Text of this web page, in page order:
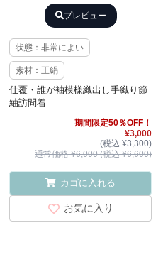
プレビュー
状態：非常によい
素材：正絹
仕覆・誰が袖模様織出し手織り節
紬訪問着
期間限定50％OFF！
¥3,000
(税込 ¥3,300)
通常価格 ¥6,000 (税込 ¥6,600)
カゴに入れる
お気に入り